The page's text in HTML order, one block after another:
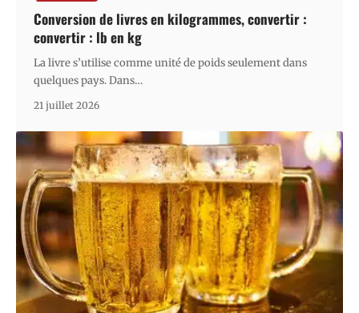
Conversion de livres en kilogrammes, convertir :
convertir : lb en kg
La livre s’utilise comme unité de poids seulement dans
quelques pays. Dans…
21 juillet 2026